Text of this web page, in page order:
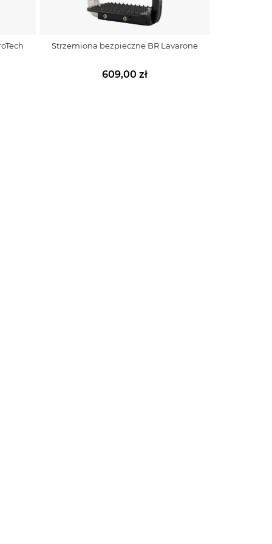
Strzemiona bezpieczne BR Lavarone
609,00 zł